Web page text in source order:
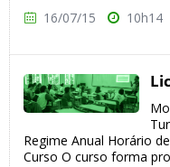
16/07/15 10h14
Regime Anual Horário
Curso O curso forma